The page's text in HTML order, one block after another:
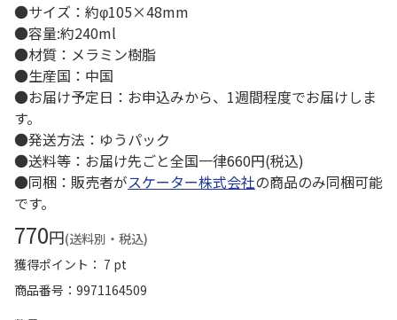
●サイズ：約φ105×48mm
●容量:約240ml
●材質：メラミン樹脂
●生産国：中国
●お届け予定日：お申込みから、1週間程度でお届けしま
す。
●発送方法：ゆうパック
●送料等：お届け先ごと全国一律660円(税込)
●同梱：販売者がスケーター株式会社の商品のみ同梱可能
です。
770円(送料別・税込)
獲得ポイント： 7 pt
商品番号
9971164509